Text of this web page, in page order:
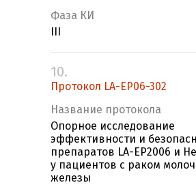
Фаза КИ
10.
Протокол LA-EP06-302
Название протокола
Опорное исследование
эффективности и
препаратов LA-EP2006 и
у пациентов с раком
железы